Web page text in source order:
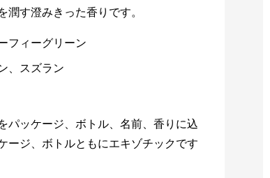
す澄みきった香りです。
フィーグリーン
、スズラン
パッケージ、ボトル、名前、香りに込
ージ、ボトルともにエキゾチックです